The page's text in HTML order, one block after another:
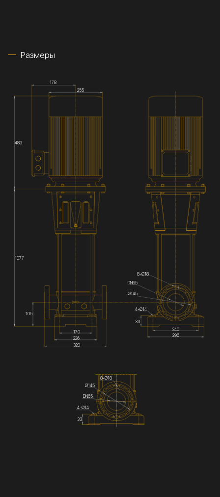
Размеры
DN65
178
255
489
1077
105
170
226
320
240
296
33
4-Ø14
Ø145
8-Ø18
DN65
8-Ø18
Ø145
4-Ø14
33